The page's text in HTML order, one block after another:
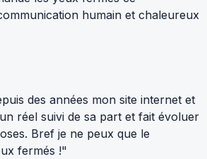
humain et chaleureux
des années mon site internet et
réel suivi de sa part et fait évoluer
Bref je ne peux que le
fermés !"